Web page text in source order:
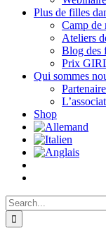
Plus de filles
Camp de
Ateliers
Blog des
Prix
Qui sommes
Shop
Search
for: